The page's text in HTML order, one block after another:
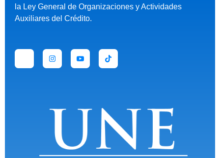
la Ley General de Organizaciones y Actividades
Auxiliares del Crédito.